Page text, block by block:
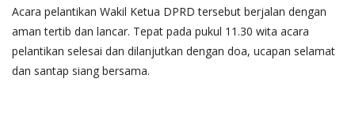
Acara pelantikan Wakil Ketua DPRD tersebut berjalan dengan
aman tertib dan lancar. Tepat pada pukul 11.30 wita acara
pelantikan selesai dan dilanjutkan dengan doa, ucapan selamat
dan santap siang bersama.